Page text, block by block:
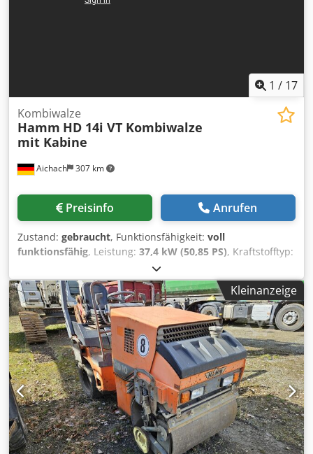
1 / 17
Aichach 307 km
Kombiwalze
Hamm HD 14i VT Kombiwalze
mit Kabine
Preisinfo Anrufen
Zustand: gebraucht, Funktionsfähigkeit: voll
funktionsfähig, Leistung: 37,4 kW (50,85 PS), Kraftstofftyp:
, Baujahr:
1.400 h, Hamm HD14 i VT Kombiwalze BJ 2021 Djdpfezmf
Nzsx Ak Eskr 1400 h 3795-5250 kg 37,4 KW 2400-3320 kg
Kantenschneiderad Kabine mit Türen Sitzheizung 140cm
Arbeitsbreite
Kleinanzeige